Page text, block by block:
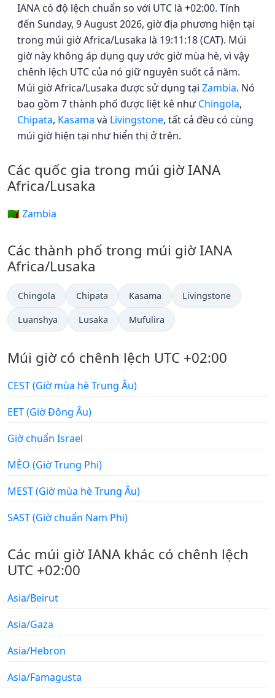
IANA có độ lệch chuẩn so với UTC là +02:00. Tính
đến Sunday, 9 August 2026, giờ địa phương hiện tại
trong múi giờ Africa/Lusaka là 19:11:18 (CAT). Múi
giờ này không áp dụng quy ước giờ mùa hè, vì vậy
chênh lệch UTC của nó giữ nguyên suốt cả năm.
Múi giờ Africa/Lusaka được sử dụng tại Zambia. Nó
bao gồm 7 thành phố được liệt kê nhưChingola,
Chipata, Kasama và Livingstone, tất cả đều có cùng
múi giờ hiện tại như hiển thị ở trên.
Các quốc gia trong múi giờ IANA
Africa/Lusaka
🇿🇲 Zambia
Các thành phố trong múi giờ IANA
Africa/Lusaka
Chingola Chipata Kasama Livingstone
Luanshya Lusaka Mufulira
Múi giờ có chênh lệch UTC +02:00
CEST (Giờ mùa hè Trung Âu)
EET (Giờ Đông Âu)
Giờ chuẩn Israel
MÈO (Giờ Trung Phi)
MEST (Giờ mùa hè Trung Âu)
SAST (Giờ chuẩn Nam Phi)
Các múi giờ IANA khác có chênh lệch
UTC +02:00
Asia/Beirut
Asia/Gaza
Asia/Hebron
Asia/Famagusta